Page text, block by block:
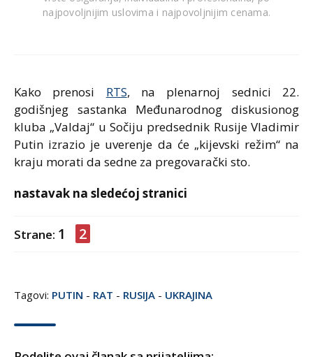
najpovoljnijim uslovima i najpovoljnijim cenama.
Kako prenosi RTS, na plenarnoj sednici 22.
godišnjeg sastanka Međunarodnog diskusionog
kluba „Valdaj“ u Sočiju predsednik Rusije Vladimir
Putin izrazio je uverenje da će „kijevski režim“ na
kraju morati da sedne za pregovarački sto.
nastavak na sledećoj stranici
Strane: 1 2
Tagovi: PUTIN - RAT - RUSIJA - UKRAJINA